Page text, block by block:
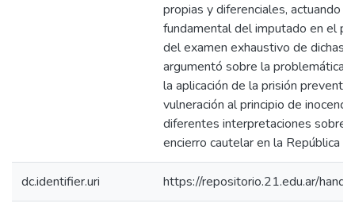
propias y diferenciales, actuando
fundamental del imputado en el
del examen exhaustivo de dichas
argumentó sobre la problemática
la aplicación de la prisión
vulneración al principio de
diferentes interpretaciones sobre
encierro cautelar en la República
dc.identifier.uri https://repositorio.21.edu.ar/